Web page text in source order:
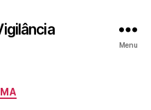
Menu